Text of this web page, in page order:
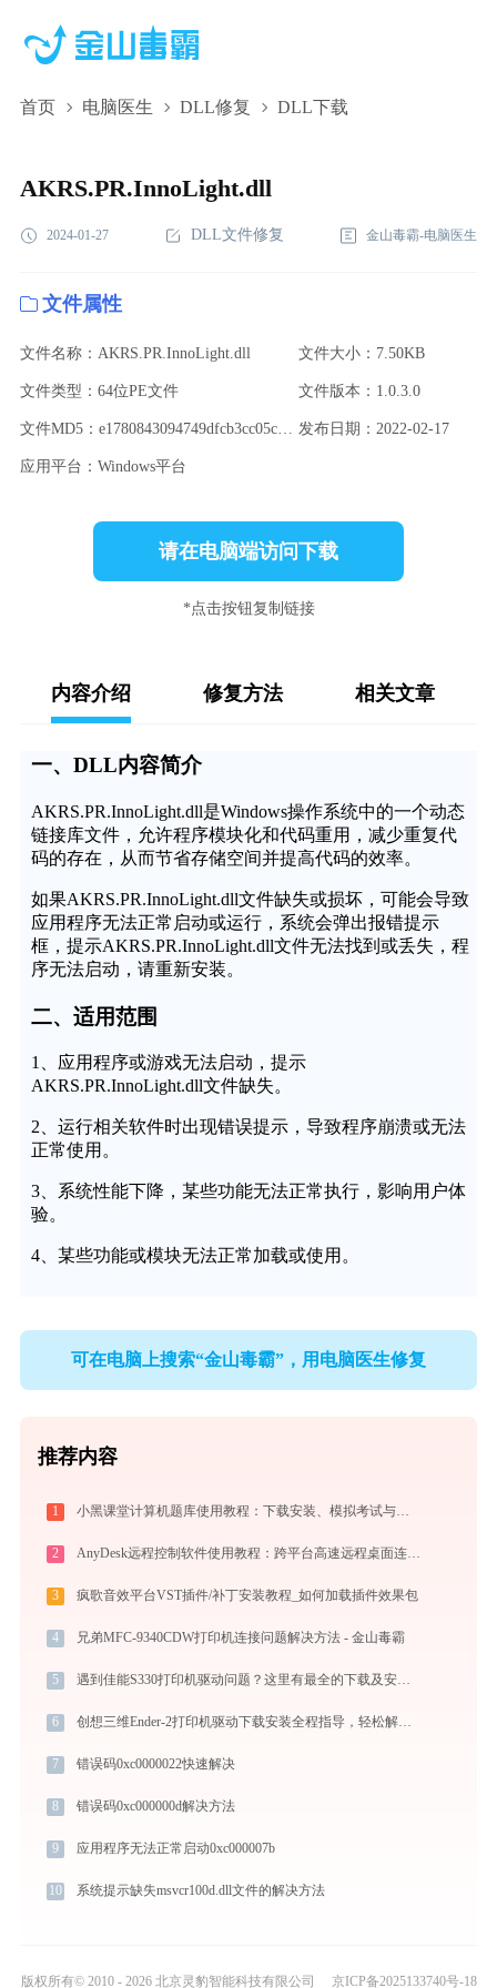
首页 电脑医生 DLL修复 DLL下载
AKRS.PR.InnoLight.dll,AKRS.PR.InnoLight.dll下
AKRS.PR.InnoLight.dll
2024-01-27 DLL文件修复 金山毒霸-电脑医生
文件属性
文件名称：AKRS.PR.InnoLight.dll 文件大小：7.50KB
文件类型：64位PE文件 文件版本：1.0.3.0
文件MD5：e1780843094749dfcb3cc05caa6abf09 发布日期：2022-02-17
应用平台：Windows平台
请在电脑端访问下载
*点击按钮复制链接
内容介绍 修复方法 相关文章
一、DLL内容简介
AKRS.PR.InnoLight.dll是Windows操作系统中的一个动态
链接库文件，允许程序模块化和代码重用，减少重复代
码的存在，从而节省存储空间并提高代码的效率。
如果AKRS.PR.InnoLight.dll文件缺失或损坏，可能会导致
应用程序无法正常启动或运行，系统会弹出报错提示
框，提示AKRS.PR.InnoLight.dll文件无法找到或丢失，程
序无法启动，请重新安装。
二、适用范围
1、应用程序或游戏无法启动，提示
AKRS.PR.InnoLight.dll文件缺失。
2、运行相关软件时出现错误提示，导致程序崩溃或无法
正常使用。
3、系统性能下降，某些功能无法正常执行，影响用户体
验。
4、某些功能或模块无法正常加载或使用。
可在电脑上搜索“金山毒霸”，用电脑医生修复
推荐内容
1 小黑课堂计算机题库使用教程：下载安装、模拟考试与高效刷题全攻略
2 AnyDesk远程控制软件使用教程：跨平台高速远程桌面连接完全指南
3 疯歌音效平台VST插件/补丁安装教程_如何加载插件效果包
4 兄弟MFC-9340CDW打印机连接问题解决方法 - 金山毒霸
5 遇到佳能S330打印机驱动问题？这里有最全的下载及安装指导
6 创想三维Ender-2打印机驱动下载安装全程指导，轻松解决打印问题
7 错误码0xc0000022快速解决
8 错误码0xc000000d解决方法
9 应用程序无法正常启动0xc000007b
10 系统提示缺失msvcr100d.dll文件的解决方法
版权所有© 2010 - 2026 北京灵豹智能科技有限公司 京ICP备2025133740号-18